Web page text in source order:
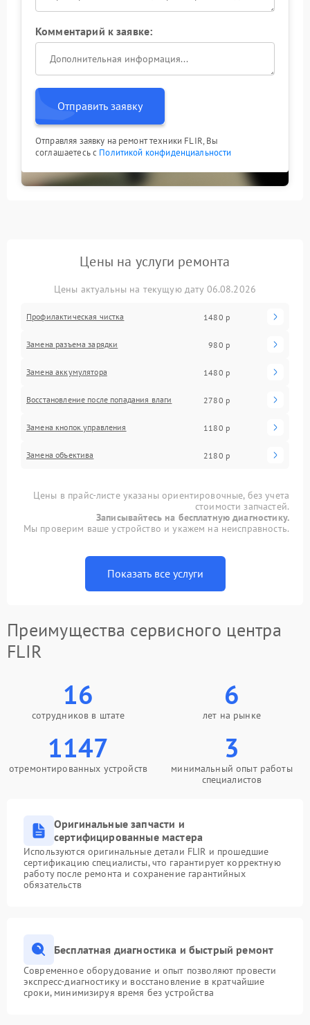
Комментарий к заявке:
Отправить заявку
Отправляя заявку на ремонт техники FLIR, Вы
соглашаетесь с Политикой конфиденциальности
Цены на услуги ремонта
Цены актуальны на текущую дату 06.08.2026
Профилактическая чистка 1480 р
Замена разъема зарядки 980 р
Замена аккумулятора 1480 р
Восстановление после попадания влаги 2780 р
Замена кнопок управления 1180 р
Замена объектива 2180 р
Цены в прайс-листе указаны ориентировочные, без учета
стоимости запчастей.
Записывайтесь на бесплатную диагностику.
Мы проверим ваше устройство и укажем на неисправность.
Показать все услуги
Преимущества сервисного центра
FLIR
16
сотрудников в штате
6
лет на рынке
1147
отремонтированных устройств
3
минимальный опыт работы
специалистов
Оригинальные запчасти и
сертифицированные мастера
Используются оригинальные детали FLIR и прошедшие
сертификацию специалисты, что гарантирует корректную
работу после ремонта и сохранение гарантийных
обязательств
Бесплатная диагностика и быстрый ремонт
Современное оборудование и опыт позволяют провести
экспресс-диагностику и восстановление в кратчайшие
сроки, минимизируя время без устройства